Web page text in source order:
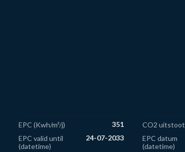
EPC (Kwh/m²/j) 351 CO2 uitstoot
EPC valid until
(datetime)
24-07-2033
EPC datum
(datetime)